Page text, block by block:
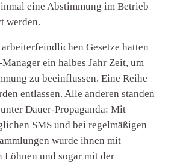
eine Abstimmung im Betrieb
werden.
Gesetze hatten
ein halbes Jahr Zeit, um
zu beeinflussen. Eine Reihe
entlassen. Alle anderen standen
Dauer-Propaganda: Mit
SMS und bei regelmäßigen
wurde ihnen mit
Löhnen und sogar mit der